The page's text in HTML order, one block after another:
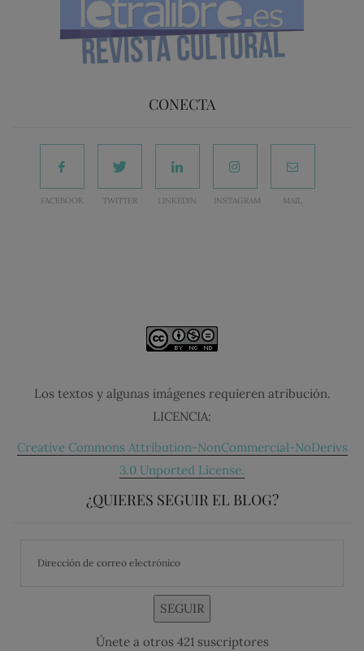
CONECTA
FACEBOOK TWITTER LINKEDIN INSTAGRAM MAIL
Los textos y algunas imágenes requieren atribución.
LICENCIA:
Creative Commons Attribution-NonCommercial-NoDerivs
3.0 Unported License.
¿QUIERES SEGUIR EL BLOG?
SEGUIR
Únete a otros 421 suscriptores